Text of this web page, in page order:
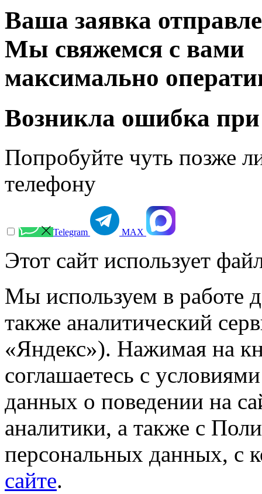
Ваша заявка
Мы свяжемся с вами
максимально
Возникла ошибка при
Попробуйте чуть позже
телефону
Telegram МАХ
Этот сайт использует
Мы используем в работе
также аналитический
«Яндекс»). Нажимая на
соглашаетесь с
данных о поведении на
аналитики, а также с
персональных данных, с
сайте.